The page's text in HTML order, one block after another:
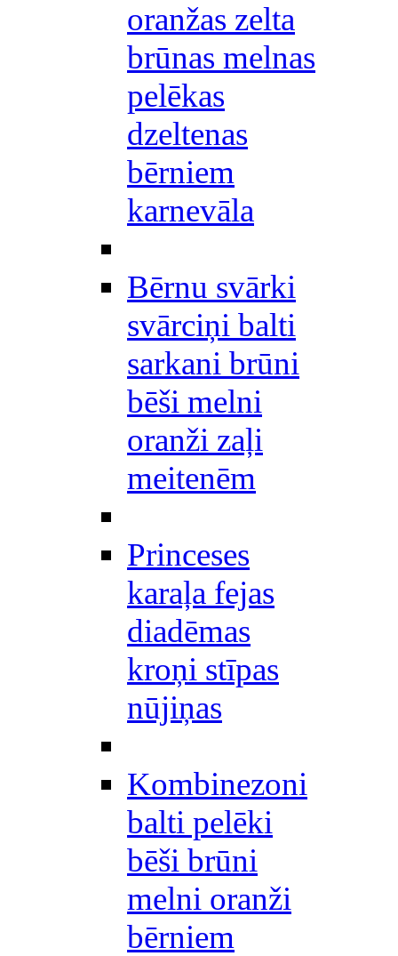
oranžas zelta
brūnas melnas
pelēkas
dzeltenas
bērniem
karnevāla
Bērnu svārki
svārciņi balti
sarkani brūni
bēši melni
oranži zaļi
meitenēm
Princeses
karaļa fejas
diadēmas
kroņi stīpas
nūjiņas
Kombinezoni
balti pelēki
bēši brūni
melni oranži
bērniem